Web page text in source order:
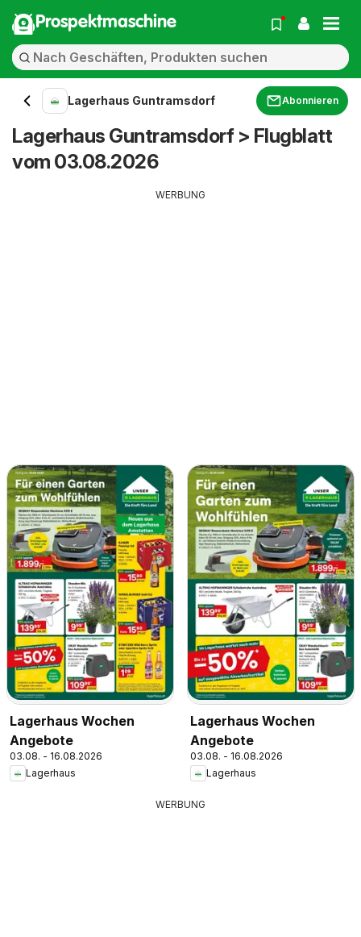
Prospektmaschine
Lagerhaus Guntramsdorf Abonnieren
Lagerhaus Guntramsdorf > Flugblatt
vom 03.08.2026
WERBUNG
Lagerhaus Wochen
Angebote
03.08. - 16.08.2026
Lagerhaus
Lagerhaus Wochen
Angebote
03.08. - 16.08.2026
Lagerhaus
WERBUNG